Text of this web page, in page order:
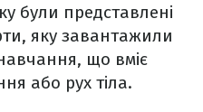
були представлені
яку завантажили
що вміє
або рух тіла.